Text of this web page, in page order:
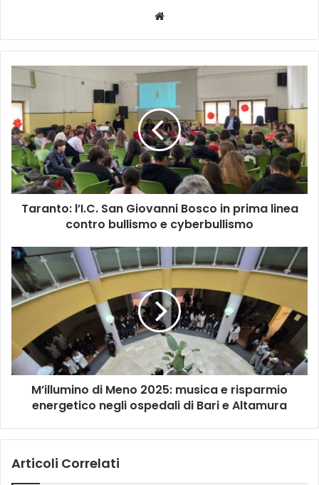
Taranto:
l’I.C.
San
Giovanni
Bosco
in
prima
linea
contro
bullismo
Taranto: l’I.C. San Giovanni Bosco in prima linea
contro bullismo e cyberbullismo
M’illumino
di
Meno
2025:
musica
risparmio
energetico
negli
ospedaliM’illumino di Meno 2025: musica e risparmio
energetico negli ospedali di Bari e Altamura
Articoli Correlati